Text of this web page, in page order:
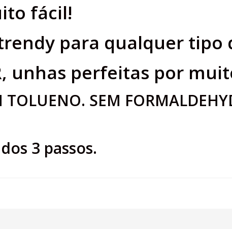
fácil!
para qualquer tipo
unhas perfeitas por
SEM
3 passos.